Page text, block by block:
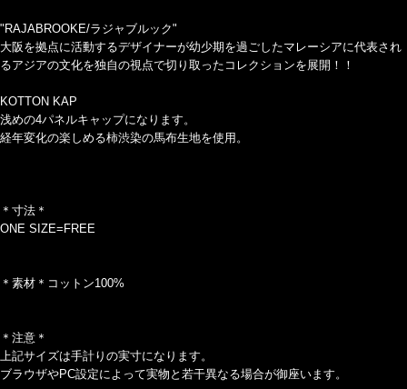
"RAJABROOKE/ラジャブルック"
大阪を拠点に活動するデザイナーが幼少期を過ごしたマレーシアに代表され
るアジアの文化を独自の視点で切り取ったコレクションを展開！！
KOTTON KAP
浅めの4パネルキャップになります。
経年変化の楽しめる柿渋染の馬布生地を使用。
＊寸法＊
ONE SIZE=FREE
＊素材＊コットン100%
＊注意＊
上記サイズは手計りの実寸になります。
ブラウザやPC設定によって実物と若干異なる場合が御座います。